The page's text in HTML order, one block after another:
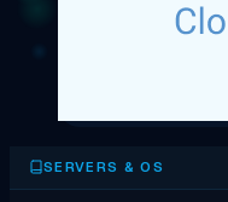
SERVERS & OS